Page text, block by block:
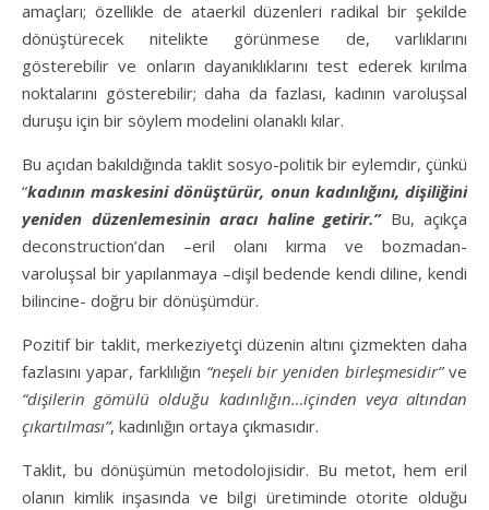
amaçları; özellikle de ataerkil düzenleri radikal bir şekilde
dönüştürecek nitelikte görünmese de, varlıklarını
gösterebilir ve onların dayanıklıklarını test ederek kırılma
noktalarını gösterebilir; daha da fazlası, kadının varoluşsal
duruşu için bir söylem modelini olanaklı kılar.
Bu açıdan bakıldığında taklit sosyo-politik bir eylemdir, çünkü
“kadının maskesini dönüştürür, onun kadınlığını, dişiliğini
yeniden düzenlemesinin aracı haline getirir.”Bu, açıkça
deconstruction’dan –eril olanı kırma ve bozmadan-
varoluşsal bir yapılanmaya –dişil bedende kendi diline, kendi
bilincine- doğru bir dönüşümdür.
Pozitif bir taklit, merkeziyetçi düzenin altını çizmekten daha
fazlasını yapar, farklılığın “neşeli bir yeniden birleşmesidir”ve
“dişilerin gömülü olduğu kadınlığın…içinden veya altından
çıkartılması”, kadınlığın ortaya çıkmasıdır.
Taklit, bu dönüşümün metodolojisidir. Bu metot, hem eril
olanın kimlik inşasında ve bilgi üretiminde otorite olduğu